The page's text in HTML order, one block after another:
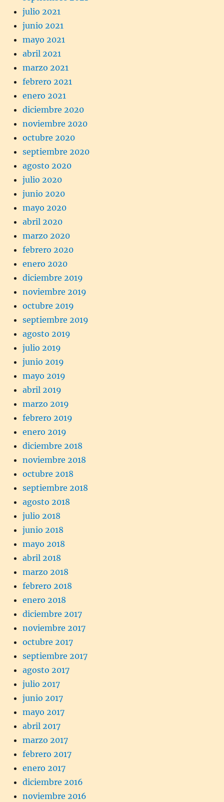
julio 2021
junio 2021
mayo 2021
abril 2021
marzo 2021
febrero 2021
enero 2021
diciembre 2020
noviembre 2020
octubre 2020
septiembre 2020
agosto 2020
julio 2020
junio 2020
mayo 2020
abril 2020
marzo 2020
febrero 2020
enero 2020
diciembre 2019
noviembre 2019
octubre 2019
septiembre 2019
agosto 2019
julio 2019
junio 2019
mayo 2019
abril 2019
marzo 2019
febrero 2019
enero 2019
diciembre 2018
noviembre 2018
octubre 2018
septiembre 2018
agosto 2018
julio 2018
junio 2018
mayo 2018
abril 2018
marzo 2018
febrero 2018
enero 2018
diciembre 2017
noviembre 2017
octubre 2017
septiembre 2017
agosto 2017
julio 2017
junio 2017
mayo 2017
abril 2017
marzo 2017
febrero 2017
enero 2017
diciembre 2016
noviembre 2016